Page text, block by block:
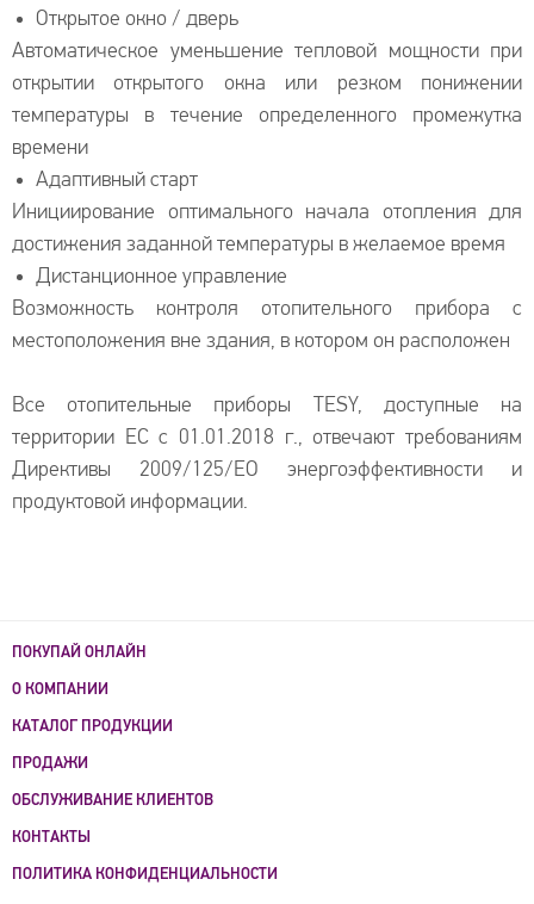
Открытое окно / дверь
Автоматическое уменьшение тепловой мощности при
открытии открытого окна или резком понижении
температуры в течение определенного промежутка
времени
Адаптивный старт
Инициирование оптимального начала отопления для
достижения заданной температуры в желаемое время
Дистанционное управление
Возможность контроля отопительного прибора с
местоположения вне здания, в котором он расположен
Все отопительные приборы TESY, доступные на
территории ЕС с 01.01.2018 г., отвечают требованиям
Директивы 2009/125/ЕО энергоэффективности и
продуктовой информации.
ПОКУПАЙ ОНЛАЙН
О КОМПАНИИ
КАТАЛОГ ПРОДУКЦИИ
ПРОДАЖИ
ОБСЛУЖИВАНИЕ КЛИЕНТОВ
КОНТАКТЫ
ПОЛИТИКА КОНФИДЕНЦИАЛЬНОСТИ